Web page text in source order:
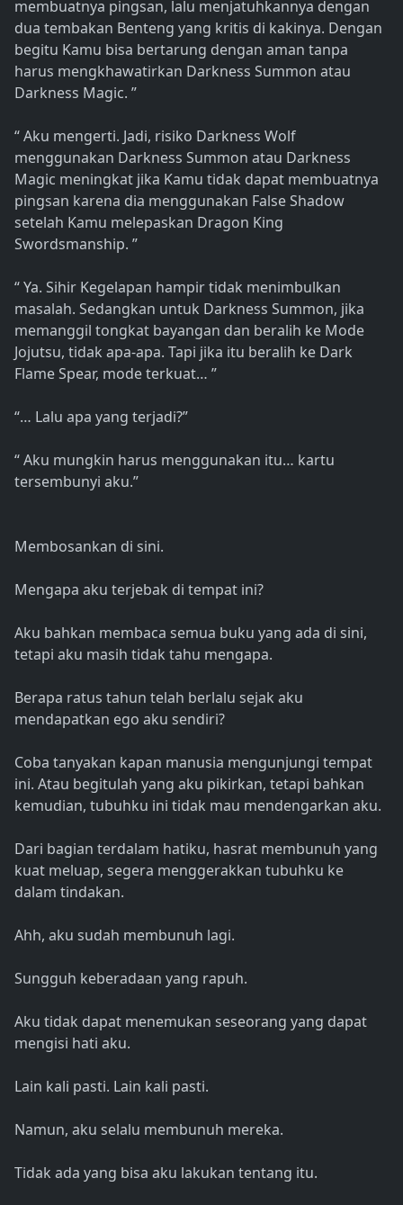
membuatnya pingsan, lalu menjatuhkannya dengan
dua tembakan Benteng yang kritis di kakinya. Dengan
begitu Kamu bisa bertarung dengan aman tanpa
harus mengkhawatirkan Darkness Summon atau
Darkness Magic. ”
“ Aku mengerti. Jadi, risiko Darkness Wolf
menggunakan Darkness Summon atau Darkness
Magic meningkat jika Kamu tidak dapat membuatnya
pingsan karena dia menggunakan False Shadow
setelah Kamu melepaskan Dragon King
Swordsmanship. ”
“ Ya. Sihir Kegelapan hampir tidak menimbulkan
masalah. Sedangkan untuk Darkness Summon, jika
memanggil tongkat bayangan dan beralih ke Mode
Jojutsu, tidak apa-apa. Tapi jika itu beralih ke Dark
Flame Spear, mode terkuat… ”
“… Lalu apa yang terjadi?”
“ Aku mungkin harus menggunakan itu… kartu
tersembunyi aku.”
Membosankan di sini.
Mengapa aku terjebak di tempat ini?
Aku bahkan membaca semua buku yang ada di sini,
tetapi aku masih tidak tahu mengapa.
Berapa ratus tahun telah berlalu sejak aku
mendapatkan ego aku sendiri?
Coba tanyakan kapan manusia mengunjungi tempat
ini. Atau begitulah yang aku pikirkan, tetapi bahkan
kemudian, tubuhku ini tidak mau mendengarkan aku.
Dari bagian terdalam hatiku, hasrat membunuh yang
kuat meluap, segera menggerakkan tubuhku ke
dalam tindakan.
Ahh, aku sudah membunuh lagi.
Sungguh keberadaan yang rapuh.
Aku tidak dapat menemukan seseorang yang dapat
mengisi hati aku.
Lain kali pasti. Lain kali pasti.
Namun, aku selalu membunuh mereka.
Tidak ada yang bisa aku lakukan tentang itu.